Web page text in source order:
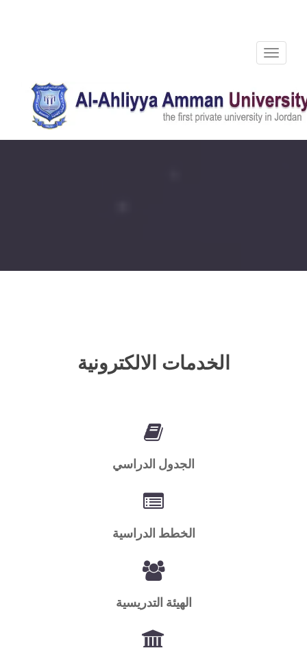
Toggle
navigation
الخدمات الالكترونية
الجدول الدراسي
الخطط الدراسية
الهيئة التدريسية